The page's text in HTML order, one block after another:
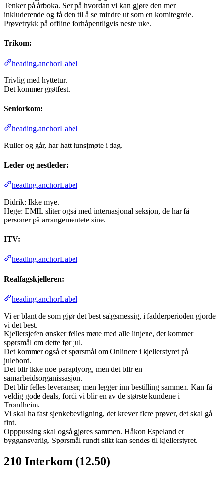
Tenker på årboka. Ser på hvordan vi kan gjøre den mer
inkluderende og få den til å se mindre ut som en komitegreie.
Prøvetrykk på offline forhåpentligvis neste uke.
Trikom:
heading.anchorLabel
Trivlig med hyttetur.
Det kommer grøtfest.
Seniorkom:
heading.anchorLabel
Ruller og går, har hatt lunsjmøte i dag.
Leder og nestleder:
heading.anchorLabel
Didrik: Ikke mye.
Hege: EMIL sliter også med internasjonal seksjon, de har få
personer på arrangementete sine.
ITV:
heading.anchorLabel
Realfagskjelleren:
heading.anchorLabel
Vi er blant de som gjør det best salgsmessig, i fadderperioden gjorde
vi det best.
Kjellersjefen ønsker felles møte med alle linjene, det kommer
spørsmål om dette før jul.
Det kommer også et spørsmål om Onlinere i kjellerstyret på
julebord.
Det blir ikke noe paraplyorg, men det blir en
samarbeidsorganissasjon.
Det blir felles leveranser, men legger inn bestilling sammen. Kan få
veldig gode deals, fordi vi blir en av de største kundene i
Trondheim.
Vi skal ha fast sjenkebevilgning, det krever flere prøver, det skal gå
fint.
Opppussing skal også gjøres sammen. Håkon Espeland er
byggansvarlig. Spørsmål rundt slikt kan sendes til kjellerstyret.
210 Interkom (12.50)